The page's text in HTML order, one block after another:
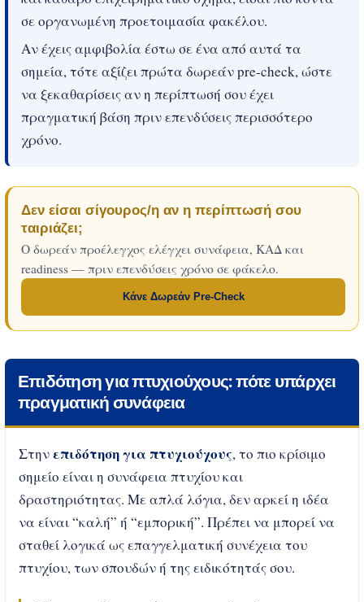
σε οργανωμένη προετοιμασία φακέλου.
Αν έχεις αμφιβολία έστω σε ένα από αυτά τα
σημεία, τότε αξίζει πρώτα δωρεάν pre-check, ώστε
να ξεκαθαρίσεις αν η περίπτωσή σου έχει
πραγματική βάση πριν επενδύσεις περισσότερο
χρόνο.
Δεν είσαι σίγουρος/η αν η περίπτωσή σου
ταιριάζει;
Ο δωρεάν προέλεγχος ελέγχει συνάφεια, ΚΑΔ και
readiness — πριν επενδύσεις χρόνο σε φάκελο.
Κάνε Δωρεάν Pre-Check
Επιδότηση για πτυχιούχους: πότε υπάρχει
πραγματική συνάφεια
Στηνεπιδότηση για πτυχιούχους, το πιο κρίσιμο
σημείο είναι η συνάφεια πτυχίου και
δραστηριότητας. Με απλά λόγια, δεν αρκεί η ιδέα
να είναι “καλή” ή “εμπορική”. Πρέπει να μπορεί να
σταθεί λογικά ως επαγγελματική συνέχεια του
πτυχίου, των σπουδών ή της ειδικότητάς σου.